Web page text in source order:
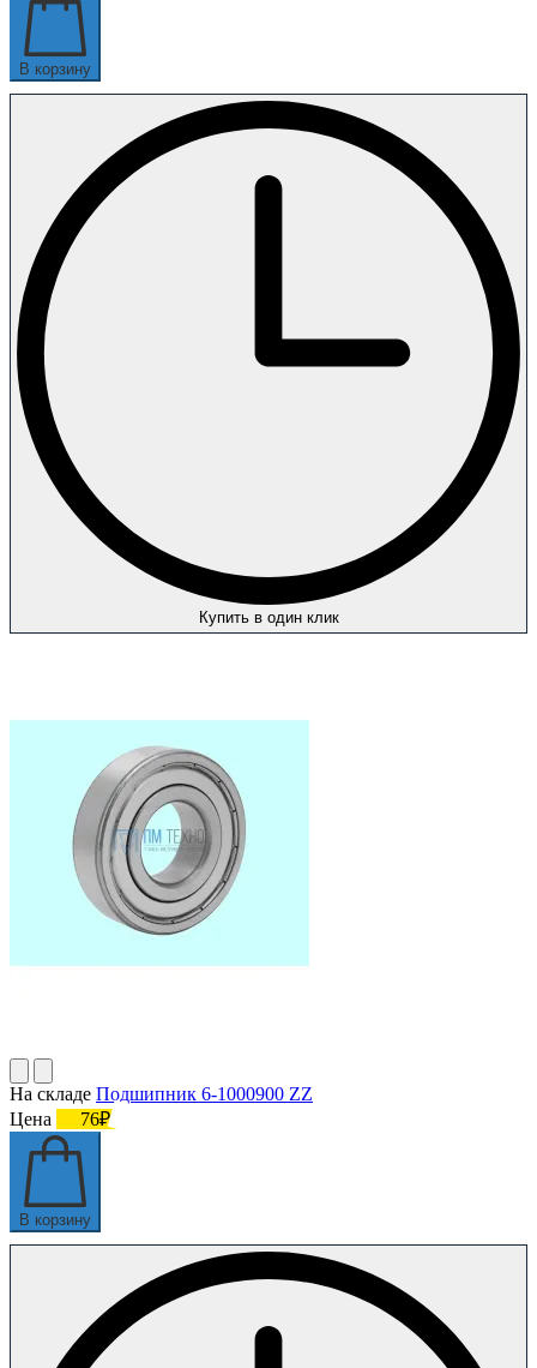
В корзину
Купить в один клик
На складе Подшипник 6-1000900 ZZ
Цена
76₽
В корзину